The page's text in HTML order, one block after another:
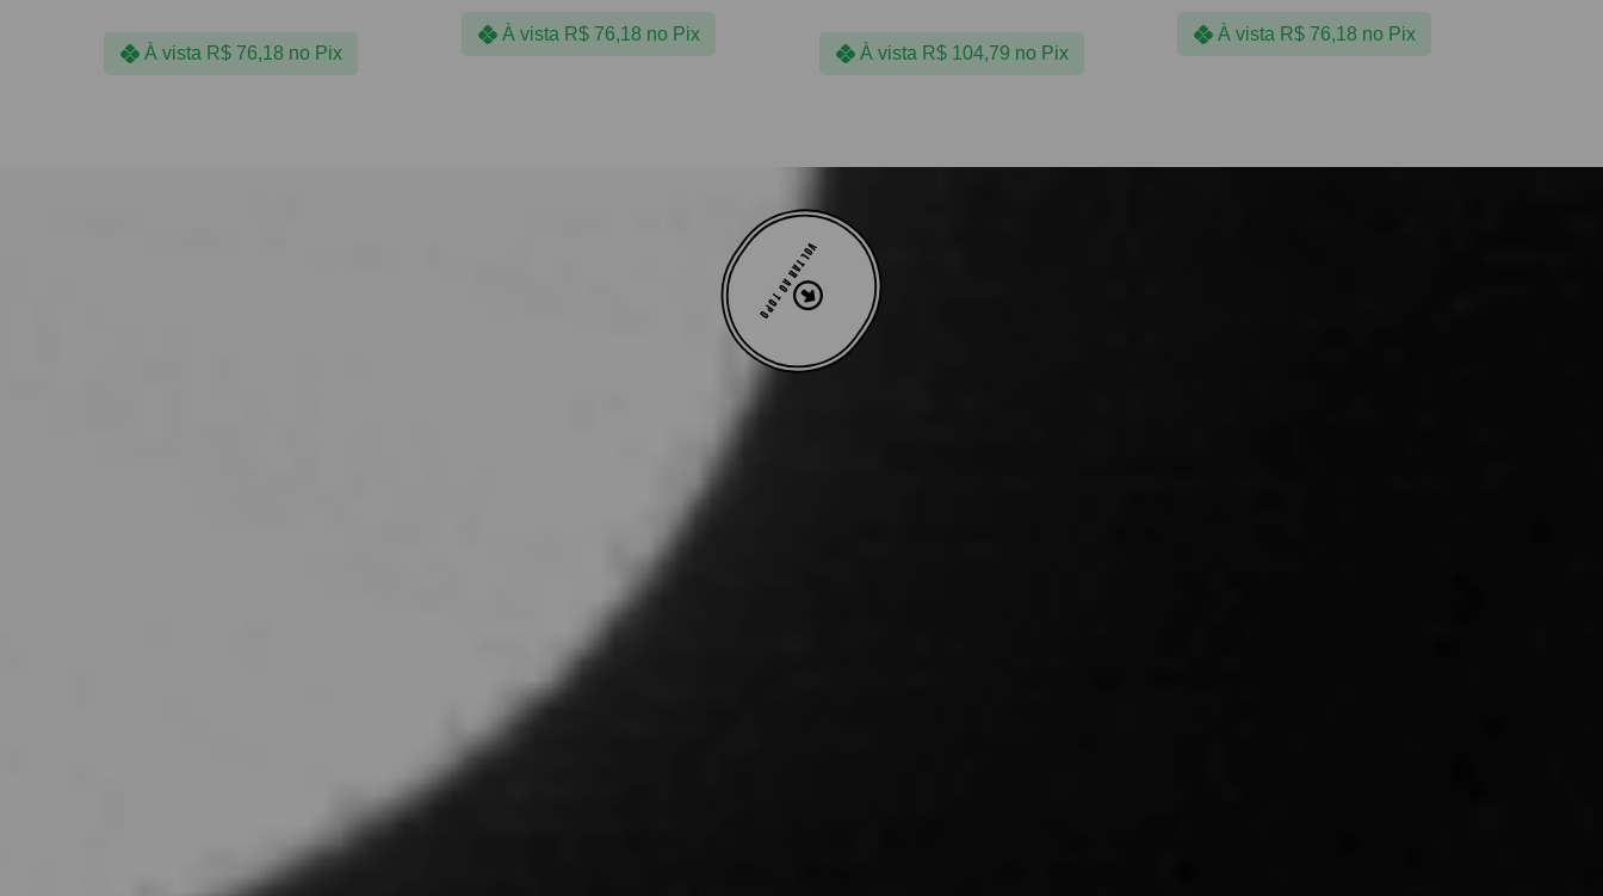
À vista R$76,18 no Pix
À vista R$76,18 no Pix
À vista R$104,79 no Pix
À vista R$76,18 no Pix
VOLTAR AO TOPO